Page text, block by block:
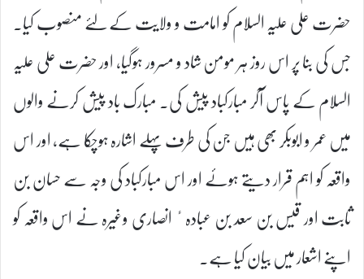
حضرت علی علیہ السلام کو امامت و ولایت کے لئے منصوب کیا۔
جس کی بنا پر اس روز ہر مومن شاد و مسرور ہوگیا، اور حضرت علی علیہ
السلام کے پاس آکر مبارکباد پیش کی۔ مبارک باد پیش کرنے والوں
میں عمر و ابوبکر بھی ہیں جن کی طرف پہلے اشارہ ہوچکا ہے، اور اس
واقعہ کو اہم قرار دیتے ہوئے اور اس مبارکباد کی وجہ سے حسان بن
ثابت اور قیس بن سعد بن عبادہٴ انصاری وغیرہ نے اس واقعہ کو
اپنے اشعار میں بیان کیا ہے۔